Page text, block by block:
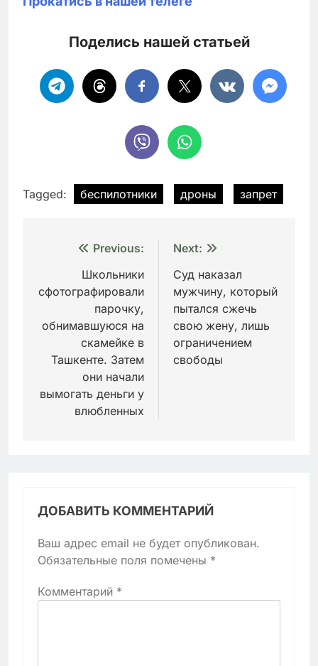
Поделись нашей статьей
Tagged: беспилотники дроны запрет
Навигация
записям
Previous:
Школьники
сфотографировали
парочку,
обнимавшуюся на
скамейке в
Ташкенте. Затем
они начали
вымогать деньги у
влюбленных
Next:
Суд наказал
мужчину, который
пытался сжечь
свою жену, лишь
ограничением
свободы
ДОБАВИТЬ КОММЕНТАРИЙ
Ваш адрес email не будет опубликован.
Обязательные поля помечены *
Комментарий *